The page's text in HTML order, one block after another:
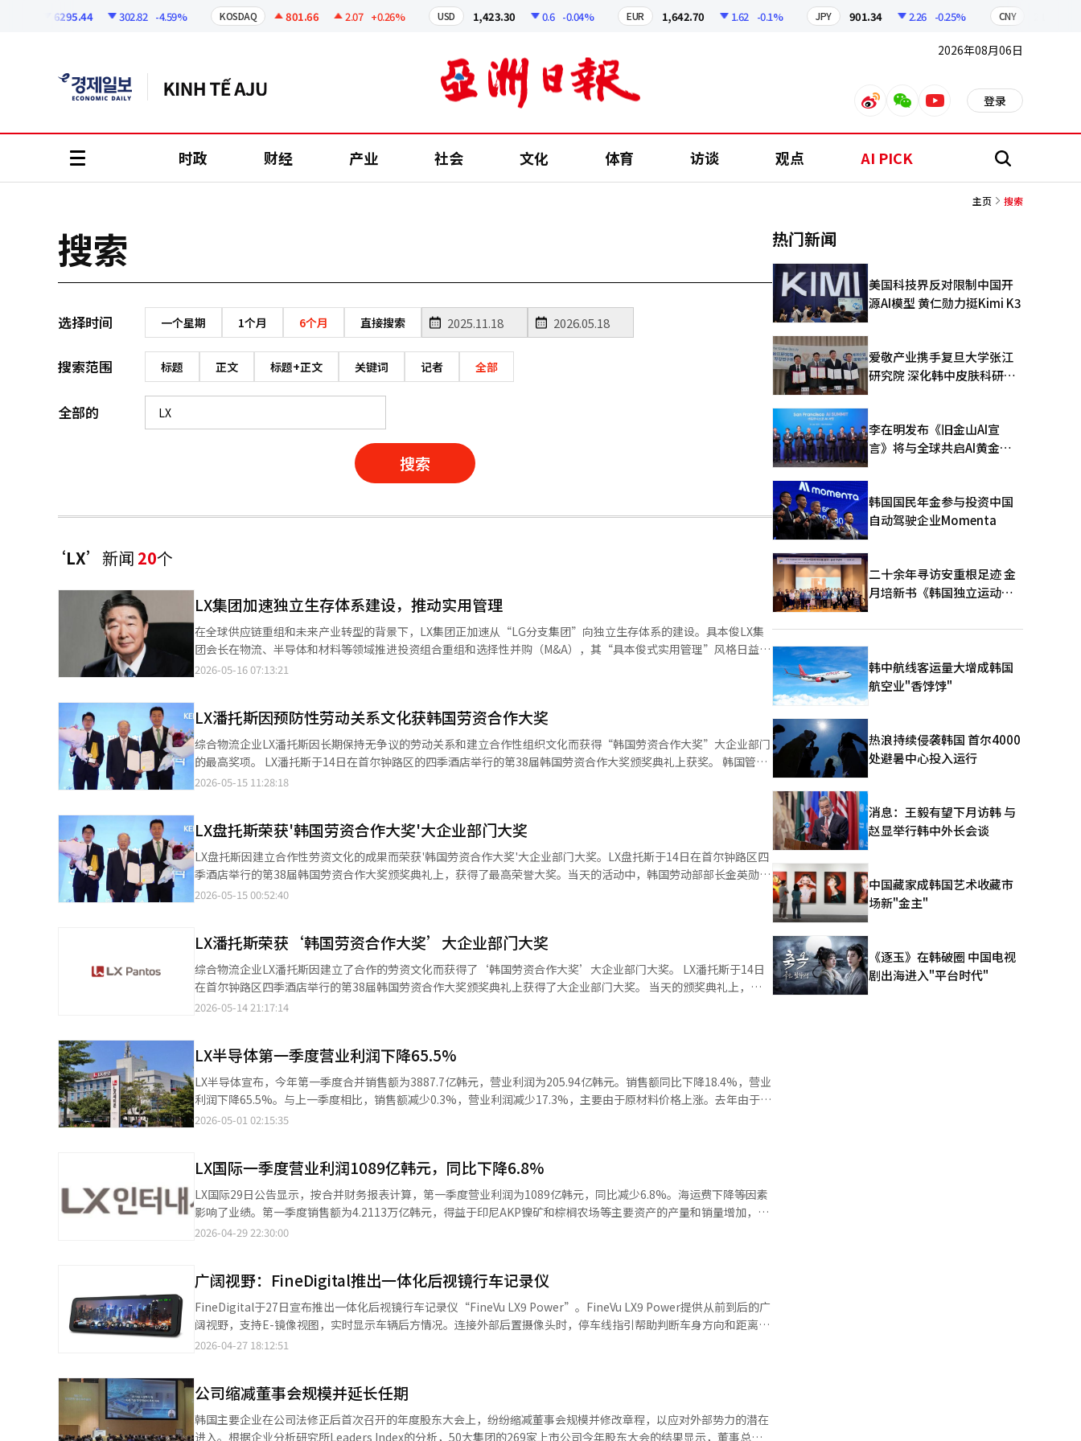
6295.44 302.82 -4.59% KOSDAQ 801.66 2.07 +0.26% USD 1,423.30 0.6 -0.04% EUR 1,642.70 1.62 -0.1% JPY 901.34 2.26 -0.25% CNY
2026年08月06日
weiboweixinyoutube 登录
时政 财经 产业 社会 文化 体育 访谈 观点 AI PICK 搜
主页 搜索
搜索
选择时间 一个星期 1个月 6个月 直接搜索
搜索范围 标题 正文 标题+正文 关键词 记者 全部
全部的
搜索
‘LX’ 新闻 20个
LX集团加速独立生存体系建设，推动实用管理
在全球供应链重组和未来产业转型的背景下，LX集团正加速从“LG分支集团”向独立生存体系的建设。具本俊LX集
团会长在物流、半导体和材料等领域推进投资组合重组和选择性并购（M&A），其“具本俊式实用管理”风格日益明
显。 然而，LX集团仍然高度依赖特定子公司，且受到半导体市场、建筑行业和全球供应链变数的影响，因此能否建
方面双双发力，迅速推进独立集团体系的建设。 根据公平交易委员会的数据，LX集团截至去年总资产达13.3万亿韩
元，较2020年分离前几乎翻了一番。其在商界的排名也从成立初期的50名开外，上升至去年的第43位。LX集团的子
公司数量也在不断增加，包括LX控股、LX国际、LX潘托斯、LX半导体和LX哈乌西斯等。 LX集团最近收购了LG光化
门大厦，进一步加快了独立的象征性举措。大楼外墙的牌匾也从“LG”更换为“LX”。业界普遍认为，这不仅是简
单的办公楼迁移，更是LX独立体系的正式化象征。 物流、半导体、材料……具本俊式“选择与集中” 具本俊会长的
关联性和盈利能力为中心的选择性投资的“实用型经营”战略。 实际上，自成立以来，LX集团一直围绕未来产业相
关领域进行业务组合重组。LX国际在2022年收购了环保生物质发电公司坡胜绿色能源，开始多元化其以煤炭为主的
资源业务结构。 2023年，LX国际收购了韩国玻璃工业（现为LX玻璃）。这一战略被解读为考虑到与建筑和室内装饰
材料子公司LX哈乌西斯的协同效应。去年，LX还收购了印度尼西亚镍矿的股份，以确保电池核心矿物。这被视为在全
球供应链重组和电动化转型趋势下，向未来产业中心转变资源投资组合的举措。 LX潘托斯也在集团内占据了核心地
撑了集团的供应链竞争力。业界普遍认为，LX正在从单纯的物流企业转变为基于供应链的产业集团。 半导体业务也
正在崛起为未来的增长点。LX半导体正在从以显示驱动芯片（DDI）为主的业务结构中转型，扩展到汽车半导体和散
热基板等领域。散热基板是将半导体发热排出到外部的关键部件，随着人工智能半导体和高性能半导体市场的扩大，
其重要性日益凸显。 业界分析认为，LX集团正在围绕物流、半导体和材料重组产业组合，尝试在“LG稳定DNA”的
基础上向未来产业中心结构转型。这是一种考虑到产业间关联性和实际盈利能力的选择性扩展战略，而非盲目的外部
建筑和房地产市场低迷的影响。 美国的关税政策、全球供应链重组和原材料价格波动性也是影响盈利能力的因素。由
于物流、资源和半导体业务的特性，LX集团不可避免地对全球经济走势敏感。 业界普遍认为，LX集团正在加速从单
纯的“LG分支集团”向独立生存体系的建设。然而，由于半导体、资源和物流等经济敏感业务占比较大，未来产业中
心的投资能否稳定收益结构，将成为其未来增长的关键变量。※ 本报道经人工智能（AI）系统翻译与编辑。
2026-05-16 07:13:21
LX潘托斯因预防性劳动关系文化获韩国劳资合作大奖
综合物流企业LX潘托斯因长期保持无争议的劳动关系和建立合作性组织文化而获得“韩国劳资合作大奖”大企业部门
的最高奖项。 LX潘托斯于14日在首尔钟路区的四季酒店举行的第38届韩国劳资合作大奖颁奖典礼上获奖。 韩国管理
者总协会（经总）主办的韩国劳资合作大奖是通过劳资之间的相互合作，评选出建立模范合作文化的企业的制度。自
明等。LX潘托斯方面则有代表李永浩、工人代表朴车俊及CHO金成旭等出席。 LX潘托斯自1977年成立以来，近50年
来保持了稳定的劳动关系，没有发生过劳动争议和罢工，得到了高度评价。尽管物流行业现场组织比例高、工作形式
多样，仍然建立了以合作为中心的组织文化。 公司设有定期沟通的劳动关系委员会、以年轻一代为中心的青年董事
会、以及工业安全卫生委员会等多种沟通渠道。通过制度性地收集员工意见并反映到管理中，LX潘托斯建立了以预防
为主的劳动关系文化，而不是在冲突发生后再进行应对。 此外，公司还通过定期的市政厅会议、管理层座谈会、家庭
努力也得到了积极评价。 LX潘托斯代表李永浩表示：“为建立合作性劳动文化而努力的员工们的付出，最终得到了
此次奖项，意义深远。”他还表示：“未来将继续以相互信任和沟通为基础，增强健康的组织文化，实现可持续发
展。” LX潘托斯相关人士表示：“物流行业现场组织比例高，工作形式多样，快速了解和反映员工意见至关重
要。”他补充道：“公司通过定期沟通的劳动关系委员会、年轻一代为中心的青年董事会、工业安全卫生委员会等多
种沟通渠道，专注于提前识别现场意见和冲突信号。” 他还指出：“通过制度性地收集员工意见，并将其实际反映到
2026-05-15 11:28:18
LX盘托斯荣获'韩国劳资合作大奖'大企业部门大奖
LX盘托斯因建立合作性劳资文化的成果而荣获'韩国劳资合作大奖'大企业部门大奖。LX盘托斯于14日在首尔钟路区四
季酒店举行的第38届韩国劳资合作大奖颁奖典礼上，获得了最高荣誉大奖。当天的活动中，韩国劳动部部长金英勋、
经济社会劳动委员会委员长金志亨、韩国经营者总协会会长孙京植、韩国劳动组合总联合会委员长金东明等主要相关
的企业。评估内容包括劳资之间的信任建立、共生文化的形成和组织稳定性等。LX盘托斯自1977年成立以来，近50
年来保持了无劳资争议和罢工的稳定劳资关系，得到了高度评价。尽管物流行业面临全球供应链变化和货物流量波动
等外部环境变化，该公司依然持续保持以合作为中心的组织文化。特别是，LX盘托斯运营了包括工人代表与管理层参
与的劳资协商会、青年董事会和工业安全卫生委员会等多种沟通渠道，制度性地收集成员意见，得到了积极评价。该
公司专注于建立以预防为主的劳资文化，而非单纯的事后冲突调解。在当前企业经营环境中，劳资冲突风险管理的重
过家庭邀请活动和组织文化项目的扩展，专注于增强成员之间的凝聚力。在环境、社会和治理（ESG）管理方面，LX
盘托斯也在持续努力建立可持续的组织文化。该公司实施母性保护制度、扩大残疾人就业和开展社会贡献活动，积极
履行企业的社会责任。在全球经济放缓和供应链不确定性等因素影响下，物流行业整体面临快速变化的经营环境，稳
定的劳资关系被视为企业竞争力的核心要素。尤其是对于全球客户比例较高的综合物流企业，组织稳定性和现场运营
效率直接关系到业务竞争力。LX盘托斯代表李永浩表示：“此次获奖让我深感荣幸，认可了我们成员在建立合作性劳
2026-05-15 00:52:40
LX潘托斯荣获‘韩国劳资合作大奖’大企业部门大奖
综合物流企业LX潘托斯因建立了合作的劳资文化而获得了‘韩国劳资合作大奖’大企业部门大奖。 LX潘托斯于14日
在首尔钟路区四季酒店举行的第38届韩国劳资合作大奖颁奖典礼上获得了大企业部门大奖。 当天的颁奖典礼上，出
席的有韩国劳动部部长金英勋、经济社会劳动委员会委员长金志亨、韩国经营者总协会会长孙京植、韩国劳动组合总
良好的劳资文化并为国家经济发展做出贡献。自1989年起，经营者总协会每年都会评选出在合作的劳资文化方面表现
突出的企业并给予奖励。 LX潘托斯自1977年成立以来，近50年来保持了无劳资纠纷和罢工的稳定劳资关系，受到高
度评价。公司通过定期的劳资协商会、以年轻一代为主的初级董事会、以及工业安全卫生委员会等，制度性地收集员
工的意见。 因此，LX潘托斯被评为建立了以预防为中心的合作性劳资文化，而不是在冲突发生后再进行应对。 在近
期工业界普遍面临劳资冲突成为主要经营风险的背景下，LX潘托斯的50年无纠纷案例被视为合作性劳资关系的典范。
中心的组织文化。 母性保护制度的实施、残疾人就业促进、社会贡献活动等可持续经营活动也获得了积极评价。 LX
潘托斯代表李永浩表示：“此次获奖让我深感荣幸，认可了员工在建立合作性劳资文化方面的努力。未来，我们将继
续在相互信任和沟通的基础上，进一步发展健康的组织文化，实现可持续增长。”※ 本报道经人工智能（AI）系统翻
译与编辑。
2026-05-14 21:17:14
LX半导体第一季度营业利润下降65.5%
LX半导体宣布，今年第一季度合并销售额为3887.7亿韩元，营业利润为205.94亿韩元。销售额同比下降18.4%，营业
利润下降65.5%。与上一季度相比，销售额减少0.3%，营业利润减少17.3%，主要由于原材料价格上涨。去年由于关
税政策不确定性，客户增加库存需求，导致基数效应影响。LX半导体计划继续专注于驱动IC、定时控制器和电源管理
2026-05-01 02:15:35
LX国际一季度营业利润1089亿韩元，同比下降6.8%
LX国际29日公告显示，按合并财务报表计算，第一季度营业利润为1089亿韩元，同比减少6.8%。海运费下降等因素
影响了业绩。第一季度销售额为4.2113万亿韩元，得益于印尼AKP镍矿和棕榈农场等主要资产的产量和销量增加，同
比增加4%。然而，营业利润环比增长96.2%，几乎翻倍，显示出明显的盈利恢复。印尼等主要资源国的供应调整政
要贸易商品的销量也随着市场上升而增加，促进了环比业绩改善。物流部门以企业客户的合同物流业务为中心，继续
创造稳定的利润。LX国际相关人士表示：“受全球资源市场恢复和贸易部门盈利能力改善的推动，环比显示出显著的
盈利改善趋势。”他还表示：“尽管资源和物流市场波动性加大，经营环境不确定，我们仍专注于核心资产运营效率
化和稳定现金流的创造。”他补充道：“我们将通过对镍、铝土矿、铜等未来有前景的矿物投资，开拓新市场和扩展
新业务，进入能源基础设施和电力解决方案等新兴增长领域，加速业务组合多元化和转型，专注于创造可见的成
2026-04-29 22:30:00
广阔视野：FineDigital推出一体化后视镜行车记录仪
FineDigital于27日宣布推出一体化后视镜行车记录仪“FineVu LX9 Power”。FineVu LX9 Power提供从前到后的广
阔视野，支持E-镜像视图，实时显示车辆后方情况。连接外部后置摄像头时，停车线指引帮助判断车身方向和距离。
26厘米大屏IPS面板确保从各个角度都能获得清晰画面。其2合1设计可轻松固定在现有后视镜上，减少视野阻碍。智
连接专用应用“FineVu Wi-Fi”，并支持高级驾驶辅助系统（ADAS PLUS），如检测前车启动、偏离车道时发出警告
音。此外，设备具备自动断电的散热设计和低电压保护模式，确保在夏季高温和冬季低温环境下安全使用。※ 本报道
经人工智能（AI）系统翻译与编辑。
2026-04-27 18:12:51
公司缩减董事会规模并延长任期
韩国主要企业在公司法修正后首次召开的年度股东大会上，纷纷缩减董事会规模并修改章程，以应对外部势力的潜在
进入。根据企业分析研究所Leaders Index的分析，50大集团的269家上市公司今年股东大会的结果显示，董事总数
热门新闻
美国科技界反对限制中国开
源AI模型 黄仁勋力挺Kimi K3
爱敬产业携手复旦大学张江
研究院 深化韩中皮肤科研合
李在明发布《旧金山AI宣
言》将与全球共启AI黄金时
韩国国民年金参与投资中国
自动驾驶企业Momenta
二十余年寻访安重根足迹 金
月培新书《韩国独立运动圣
版
韩中航线客运量大增成韩国
航空业"香饽饽"
热浪持续侵袭韩国 首尔4000
处避暑中心投入运行
消息：王毅有望下月访韩 与
赵显举行韩中外长会谈
中国藏家成韩国艺术收藏市
场新"金主"
《逐玉》在韩破圈 中国电视
剧出海进入"平台时代"